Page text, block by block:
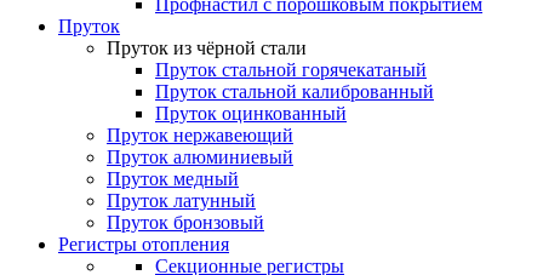
Профнастил с порошковым покрытием
Пруток
Пруток из чёрной стали
Пруток стальной горячекатаный
Пруток стальной калиброванный
Пруток оцинкованный
Пруток нержавеющий
Пруток алюминиевый
Пруток медный
Пруток латунный
Пруток бронзовый
Регистры отопления
Секционные регистры